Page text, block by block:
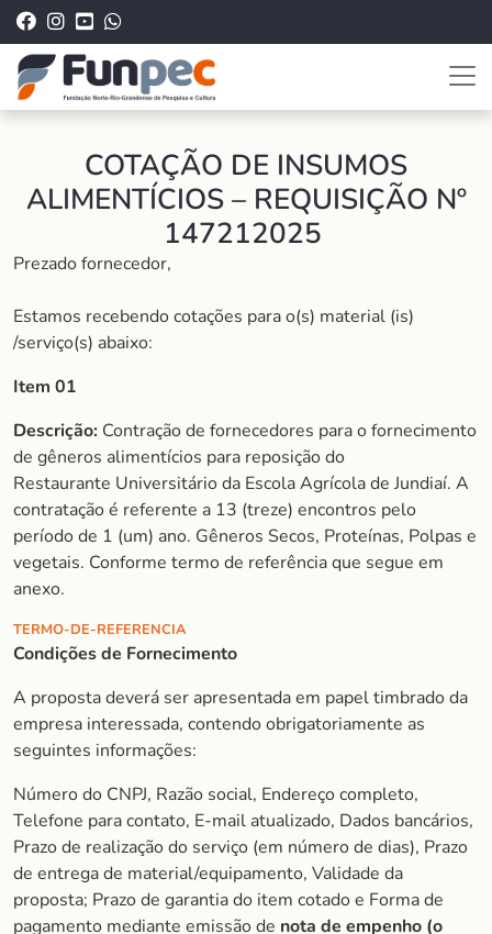
COTAÇÃO DE INSUMOS
ALIMENTÍCIOS – REQUISIÇÃO Nº
147212025
Prezado fornecedor,
Estamos recebendo cotações para o(s) material (is)
/serviço(s) abaixo:
Item 01
Descrição: Contração de fornecedores para o fornecimento
de gêneros alimentícios para reposição do
Restaurante Universitário da Escola Agrícola de Jundiaí. A
contratação é referente a 13 (treze) encontros pelo
período de 1 (um) ano. Gêneros Secos, Proteínas, Polpas e
vegetais. Conforme termo de referência que segue em
anexo.
TERMO-DE-REFERENCIA
Condições de Fornecimento
A proposta deverá ser apresentada em papel timbrado da
empresa interessada, contendo obrigatoriamente as
seguintes informações:
Número do CNPJ, Razão social, Endereço completo,
Telefone para contato, E-mail atualizado, Dados bancários,
Prazo de realização do serviço (em número de dias), Prazo
de entrega de material/equipamento, Validade da
proposta; Prazo de garantia do item cotado e Forma de
pagamento mediante emissão de nota de empenho (o